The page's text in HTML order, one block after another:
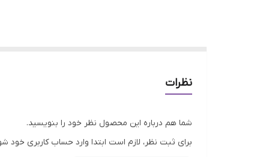
نظرات
شما هم درباره این محصول نظر خود را بنویسید.
برای ثبت نظر، لازم است ابتدا وارد حساب کاربری خود